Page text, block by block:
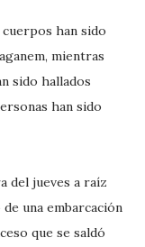
han sido
mientras
sido hallados
han sido
del jueves a raíz
una embarcación
que se saldó